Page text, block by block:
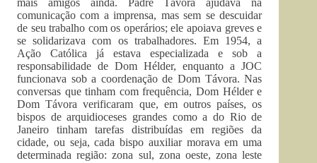
mais amigos ainda. Padre Távora ajudava na
comunicação com a imprensa, mas sem se descuidar
de seu trabalho com os operários; ele apoiava greves e
se solidarizava com os trabalhadores. Em 1954, a
Ação Católica já estava especializada e sob a
responsabilidade de Dom Hélder, enquanto a JOC
funcionava sob a coordenação de Dom Távora. Nas
conversas que tinham com frequência, Dom Hélder e
Dom Távora verificaram que, em outros países, os
bispos de arquidioceses grandes como a do Rio de
Janeiro tinham tarefas distribuídas em regiões da
cidade, ou seja, cada bispo auxiliar morava em uma
determinada região: zona sul, zona oeste, zona leste